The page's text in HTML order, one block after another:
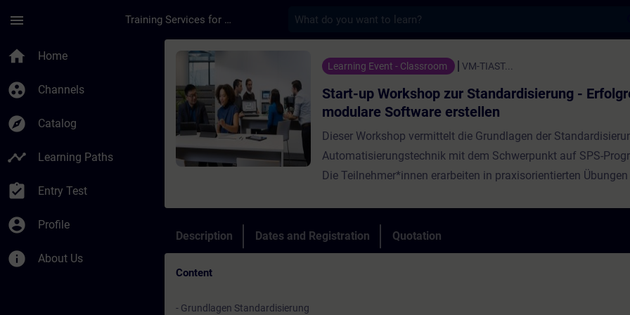
menu Training Services for Digital Industries
home Home
group_work Channels
explore Catalog
timeline Learning Paths
assignment_turned_in Entry Test
account_circle Profile
info About Us
Course - Start-up Workshop zur Standardisierung -
Learning Event - Classroom VM-TIAST...
Start-up Workshop zur Standardisierung -
modulare Software erstellen
Dieser Workshop vermittelt die Grundlagen der
Automatisierungstechnik mit dem Schwerpunkt auf SPS-
Die Teilnehmer*innen erarbeiten in praxisorientierten Übungen
Workshops liegt der Fokus auf der Einführung in einen
Programmierstyleguide. Die Teilnehmer*innen lernen, wie sie
Description Dates and Registration Quotation
Content
- Grundlagen Standardisierung